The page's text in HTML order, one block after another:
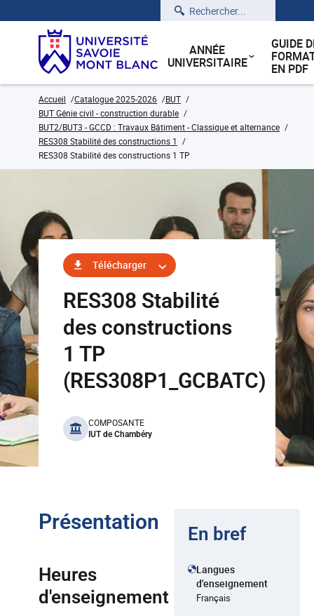
Rechercher
ANNÉE
UNIVERSITAIRE
GUIDE
EN PDF
Accueil Catalogue 2025-2026
BUT
BUT Génie civil - construction durable
BUT2/BUT3 - GCCD : Travaux Bâtiment - Classique et alternance
RES308 Stabilité des constructions 1
RES308 Stabilité des constructions 1 TP
Télécharger
RES308 Stabilité
des constructions
1 TP
(RES308P1_GCBATC)
benefits
COMPOSANTE
IUT de Chambéry
Présentation
Heures
d'enseignement
En bref
Langues
d'enseignement
Français